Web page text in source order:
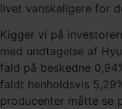
livet vanskeligere for
Kigger vi på
med undtagelse af
fald på beskedne
faldt henholdsvis
producenter måtte se